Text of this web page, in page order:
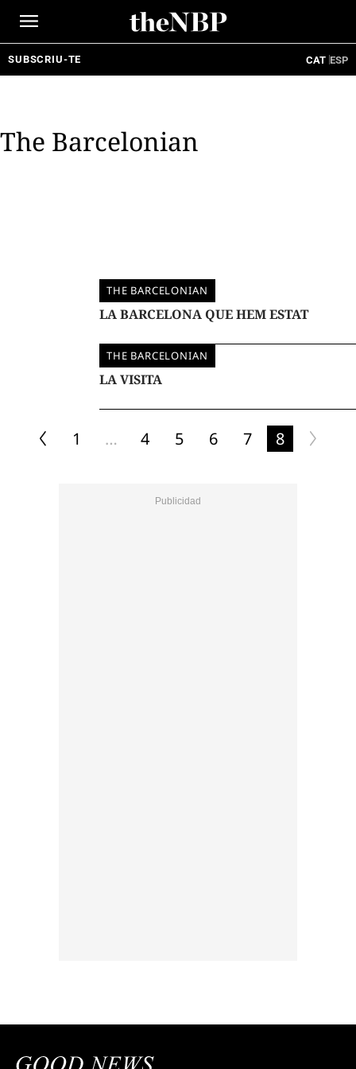
SUBSCRIU-TE CAT ESP
The Barcelonian
THE BARCELONIAN
LA BARCELONA QUE HEM ESTAT
THE BARCELONIAN
LA VISITA
1 … 4 5 6 7 8